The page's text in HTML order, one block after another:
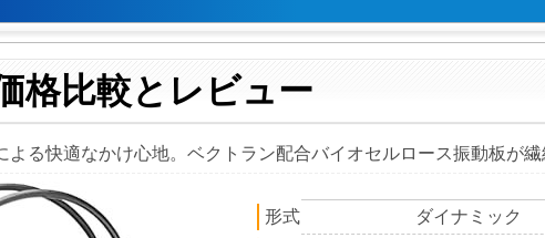
格比較とレビュー
る快適なかけ心地。ベクトラン配合バイオセルロース振動板が繊
形式
ダイナミック